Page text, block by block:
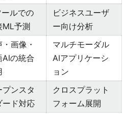
ールでの
ML予測
ビジネスユーザ
ー向け分析
画像・
AIの統合
マルチモーダル
AIアプリケーシ
ョン
プンスタ
ード対応
クロスプラット
フォーム展開